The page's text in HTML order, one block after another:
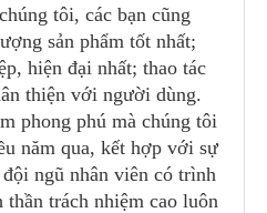
chúng tôi, các bạn cũng
sản phẩm tốt nhất;
hiện đại nhất; thao tác
thiện với người dùng.
phong phú mà chúng tôi
năm qua, kết hợp với sự
ngũ nhân viên có trình
trách nhiệm cao luôn